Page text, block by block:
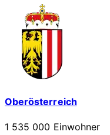
Oberösterreich
1 535 000 Einwohner